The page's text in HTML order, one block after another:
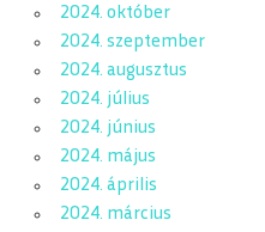
2024. október
2024. szeptember
2024. augusztus
2024. július
2024. június
2024. május
2024. április
2024. március